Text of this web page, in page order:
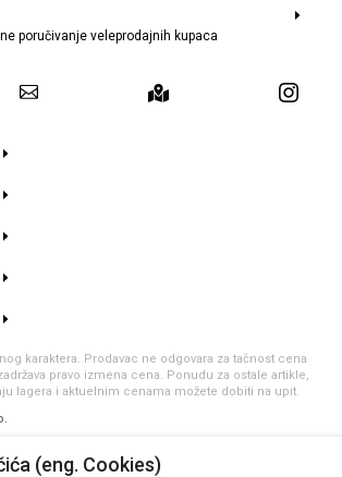
poručivanje veleprodajnih kupaca
karaktera. Prodavac ne odgovara za tačnost cena
pravo izmena cena. Ponudu za ostale artikle,
lagera i aktuelnim cenama možete dobiti na upit.
(eng. Cookies)